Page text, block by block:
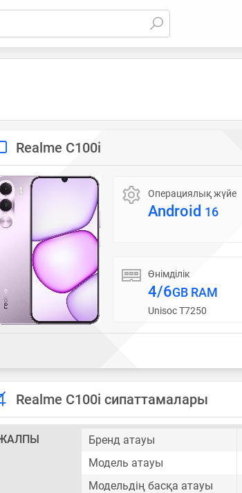
Realme C100i
Операциялық жүйе
Android 16
Өнімділік
4/6GB RAM
Unisoc T7250
Realme C100i сипаттамалары
Бренд атауы
Модель атауы
Модельдің басқа атауы